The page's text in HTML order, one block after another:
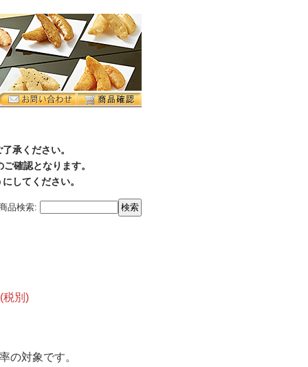
承ください。
確認となります。
してください。
品検索:
(税別)
の対象です。